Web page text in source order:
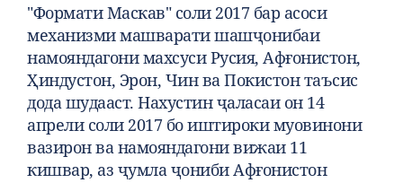
"Формати Маскав" соли 2017 бар асоси
механизми машварати шашҷонибаи
намояндагони махсуси Русия, Афғонистон,
Ҳиндустон, Эрон, Чин ва Покистон таъсис
дода шудааст. Нахустин ҷаласаи он 14
апрели соли 2017 бо иштироки муовинони
вазирон ва намояндагони вижаи 11
кишвар, аз ҷумла ҷониби Афғонистон